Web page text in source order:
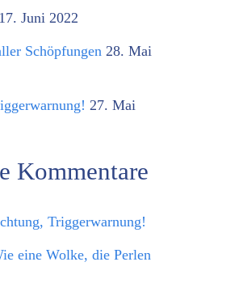
17. Juni 2022
Schöpfungen 28. Mai
27. Mai
Kommentare
Triggerwarnung!
eine Wolke, die Perlen